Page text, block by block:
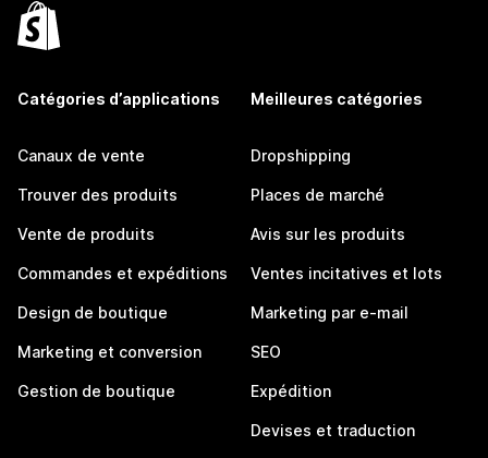
Catégories d’applications
Canaux de vente
Trouver des produits
Vente de produits
Commandes et expéditions
Design de boutique
Marketing et conversion
Gestion de boutique
Meilleures catégories
Dropshipping
Places de marché
Avis sur les produits
Ventes incitatives et lots
Marketing par e-mail
SEO
Expédition
Devises et traduction